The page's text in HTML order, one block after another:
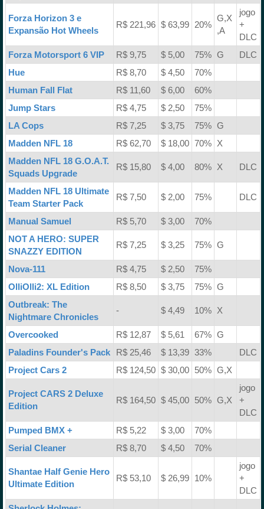
Forza Horizon 3 e
Expansão Hot Wheels
R$ 221,96 $ 63,99 20%
G,X
,A
jogo
+
DLC
Forza Motorsport 6 VIP
R$ 9,75 $ 5,00 75% G
DLC
Hue
R$ 8,70 $ 4,50
70%
Human Fall Flat
R$ 11,60 $ 6,00
60%
Jump Stars
R$ 4,75 $ 2,50
75%
LA Cops
R$ 7,25 $ 3,75 75% G
Madden NFL 18
R$ 62,70 $ 18,00 70%
X
Madden NFL 18 G.O.A.T.
Squads Upgrade
R$ 15,80 $ 4,00 80% X DLC
Madden NFL 18 Ultimate
Team Starter Pack
R$ 7,50 $ 2,00 75% DLC
Manual Samuel R$ 5,70 $ 3,00
70%
NOT A HERO: SUPER
SNAZZY EDITION
R$ 7,25 $ 3,25 75% G
Nova-111 R$ 4,75 $ 2,50
75%
OlliOlli2: XL Edition
R$ 8,50 $ 3,75 75% G
Outbreak: The
Nightmare Chronicles
- $ 4,49 10% X
Overcooked R$ 12,87 $ 5,61 67% G
Paladins Founder's Pack
R$ 25,46 $ 13,39 33%
DLC
Project Cars 2
R$ 124,50 $ 30,00 50% G,X
Project CARS 2 Deluxe
Edition
R$ 164,50 $ 45,00 50% G,X
jogo
+
DLC
Pumped BMX +
R$ 5,22 $ 3,00
70%
Serial Cleaner
R$ 8,70 $ 4,50 70%
Shantae Half Genie Hero
Ultimate Edition
R$ 53,10 $ 26,99 10%
jogo
+
DLC